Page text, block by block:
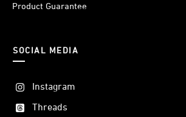
Product Guarantee
SOCIAL MEDIA
Instagram
Threads